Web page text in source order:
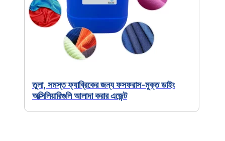
তুলা, সমস্ত ফ্যাব্রিকের জন্য ফসফরাস-মুক্ত ডাইং
অক্সিলিয়ারিগুলি আলাদা করার এজেন্ট